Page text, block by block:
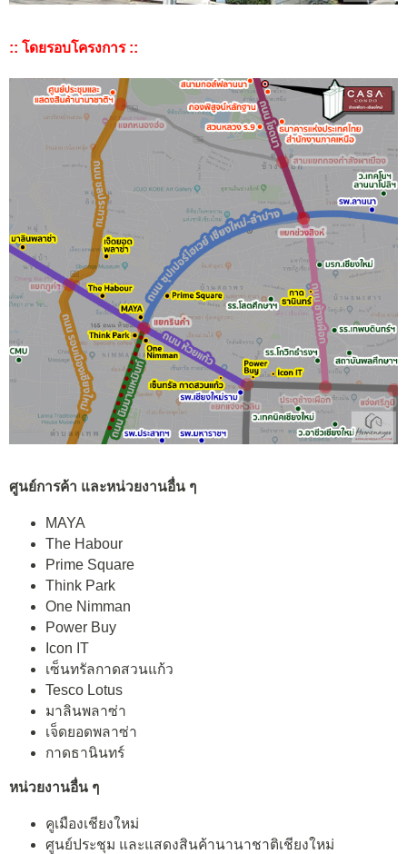
:: โดยรอบโครงการ ::
ศูนย์การค้า และหน่วยงานอื่น ๆ
MAYA
The Habour
Prime Square
Think Park
One Nimman
Power Buy
Icon IT
เซ็นทรัลกาดสวนแก้ว
Tesco Lotus
มาลินพลาซ่า
เจ็ดยอดพลาซ่า
กาดธานินทร์
หน่วยงานอื่น ๆ
คูเมืองเชียงใหม่
ศูนย์ประชุม และแสดงสินค้านานาชาติเชียงใหม่